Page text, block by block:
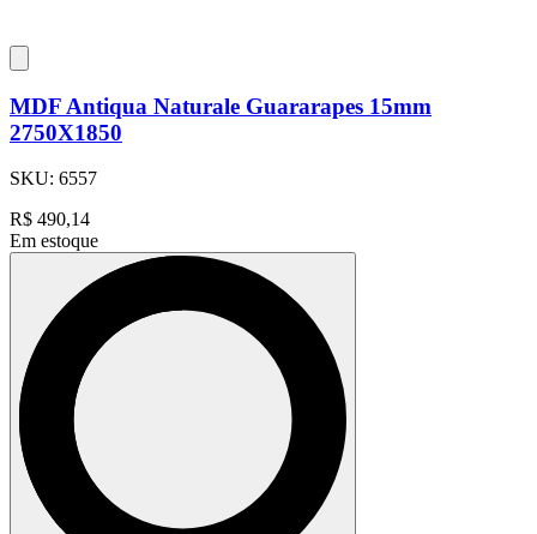
MDF Antiqua Naturale Guararapes 15mm
2750X1850
SKU: 6557
R$ 490,14
Em estoque